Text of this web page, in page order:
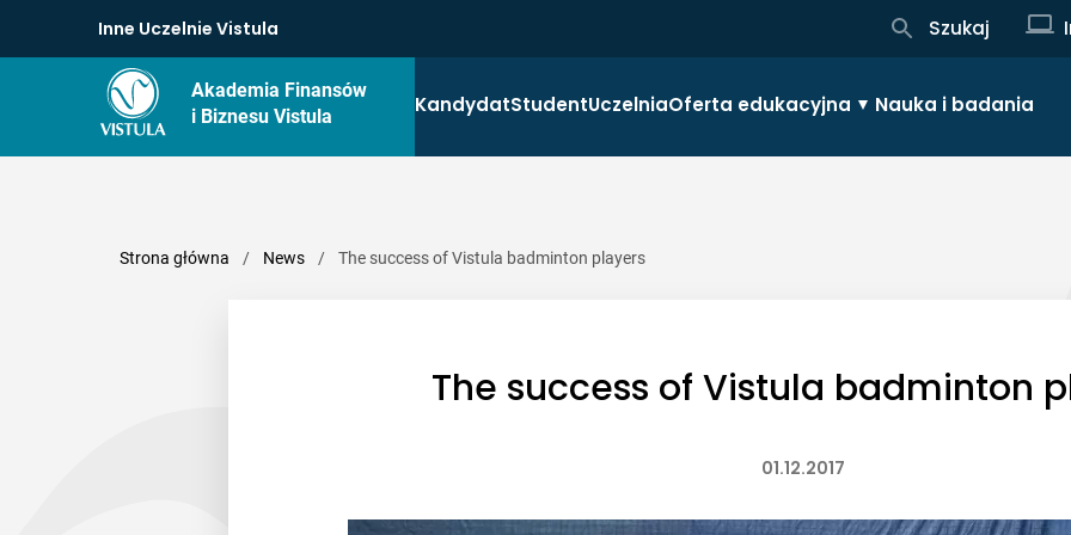
Inne Uczelnie Vistula Szukaj
Akademia Finansów
i Biznesu Vistula
KandydatStudentUczelniaOferta edukacyjna Nauka i badania
Strona główna / News / The success of Vistula badminton players
The success of Vistula badminton
01.12.2017